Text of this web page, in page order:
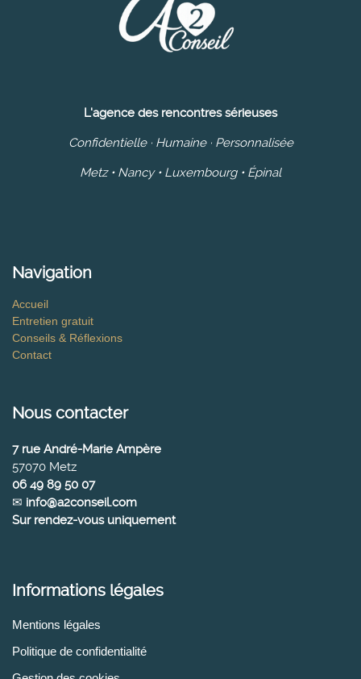
L'agence des rencontres sérieuses
Confidentielle · Humaine · Personnalisée
Metz • Nancy • Luxembourg • Épinal
Navigation
Accueil
Entretien gratuit
Conseils & Réflexions
Contact
Nous contacter
7 rue André-Marie Ampère
57070 Metz
06 49 89 50 07
✉ info@a2conseil.com
Sur rendez-vous uniquement
Informations légales
Mentions légales
Politique de confidentialité